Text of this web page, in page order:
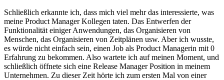
Schließlich erkannte ich, dass mich viel mehr das interessierte, was
meine Product Manager Kollegen taten. Das Entwerfen der
Funktionalität einiger Anwendungen, das Organisieren von
Menschen, das Organisieren von Zeitplänen usw. Aber ich wusste,
es würde nicht einfach sein, einen Job als Product Managerin mit 0
Erfahrung zu bekommen. Also wartete ich auf meinen Moment, und
schließlich öffnete sich eine Release Manager Position in meinem
Unternehmen. Zu dieser Zeit hörte ich zum ersten Mal von einer